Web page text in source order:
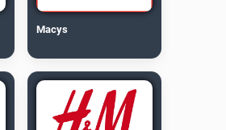
Macys